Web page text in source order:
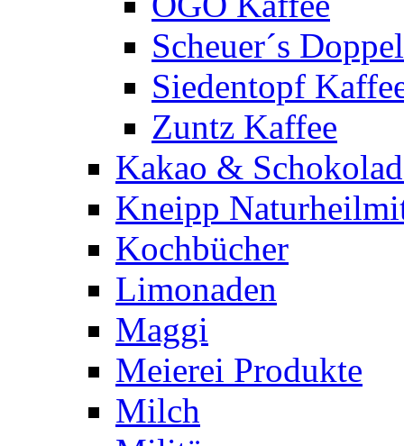
Scheuer´s
Siedentopf
Zuntz Kaffee
Kakao &
Kneipp
Kochbücher
Limonaden
Maggi
Meierei Produkte
Milch